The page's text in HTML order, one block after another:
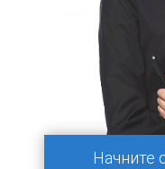
Начните